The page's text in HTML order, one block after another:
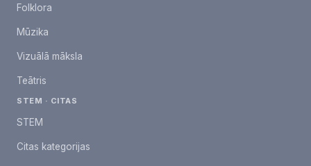
Folklora
Mūzika
Vizuālā māksla
Teātris
STEM · CITAS
STEM
Citas kategorijas